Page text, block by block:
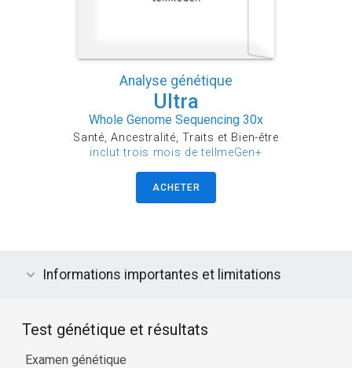
Analyse génétique
Ultra
Whole Genome Sequencing 30x
Santé, Ancestralité, Traits et Bien-être
inclut trois mois de tellmeGen+
ACHETER
Informations importantes et limitations
Test génétique et résultats
Examen génétique